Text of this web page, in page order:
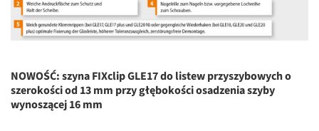
NOWOŚĆ: szyna FIXclip GLE17 do listew przyszybowych o
szerokości od 13 mm przy głębokości osadzenia szyby
wynoszącej 16 mm